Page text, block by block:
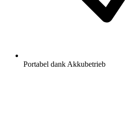
Portabel dank Akkubetrieb